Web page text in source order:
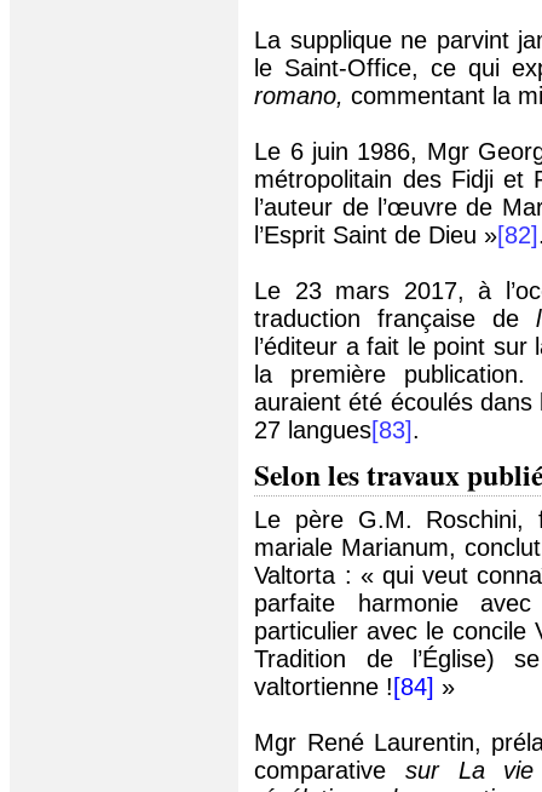
La supplique ne parvint
le Saint-Office, ce qui
romano, commentant la
Le 6 juin 1986, Mgr
métropolitain des Fidji et
l’auteur de l’œuvre de
l’Esprit Saint de Dieu »[82]
Le 23 mars 2017, à
traduction française de
l’éditeur a fait le point
la première
auraient été écoulés
27 langues[83].
Selon les travaux
Le père G.M. Roschini,
mariale Marianum,
Valtorta : « qui veut
parfaite harmonie
particulier avec le concile
Tradition de l’Église)
valtortienne ! [84] »
Mgr René Laurentin,
comparative sur La vie